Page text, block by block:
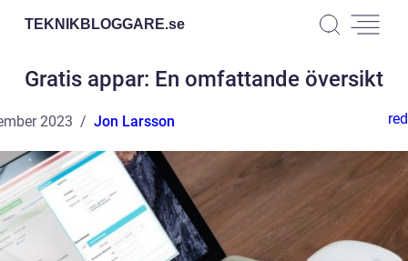
TEKNIKBLOGGARE.se
Gratis appar: En omfattande översikt
2023 Jon Larsson